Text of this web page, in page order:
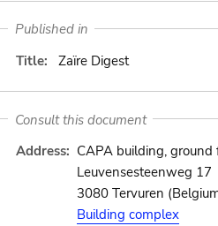
Published in
Title:
Zaïre Digest
Consult this document
Address: CAPA building, ground
Leuvensesteenweg 17
3080 Tervuren
Building complex